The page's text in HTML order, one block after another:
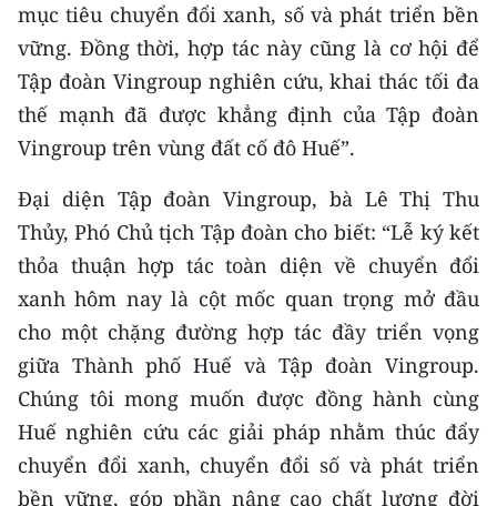
mục tiêu chuyển đổi xanh, số và phát triển bền
vững. Đồng thời, hợp tác này cũng là cơ hội để
Tập đoàn Vingroup nghiên cứu, khai thác tối đa
thế mạnh đã được khẳng định của Tập đoàn
Vingroup trên vùng đất cố đô Huế”.
Đại diện Tập đoàn Vingroup, bà Lê Thị Thu
Thủy, Phó Chủ tịch Tập đoàn cho biết: “Lễ ký kết
thỏa thuận hợp tác toàn diện về chuyển đổi
xanh hôm nay là cột mốc quan trọng mở đầu
cho một chặng đường hợp tác đầy triển vọng
giữa Thành phố Huế và Tập đoàn Vingroup.
Chúng tôi mong muốn được đồng hành cùng
Huế nghiên cứu các giải pháp nhằm thúc đẩy
chuyển đổi xanh, chuyển đổi số và phát triển
bền vững, góp phần nâng cao chất lượng đời